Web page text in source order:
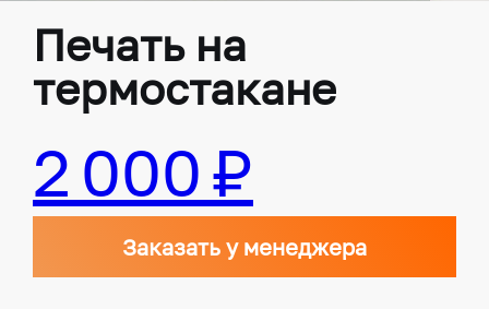
Печать на
термостакане
2 000 ₽
Заказать у менеджера